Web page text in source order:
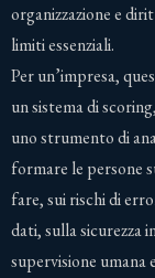
organizzazione e
limiti essenziali.
Per un’impresa,
un sistema di
uno strumento di
formare le persone
fare, sui rischi di
dati, sulla sicurezza
supervisione umana